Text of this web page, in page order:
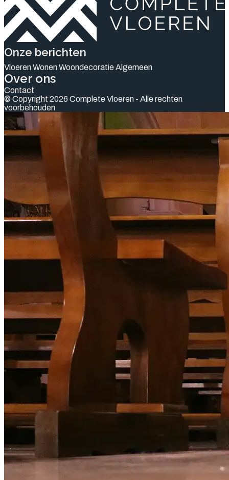
Onze berichten
VloerenWonenWoondecoratieAlgemeen
Over ons
Contact
© Copyright 2026 Complete Vloeren - Alle rechten
voorbehouden